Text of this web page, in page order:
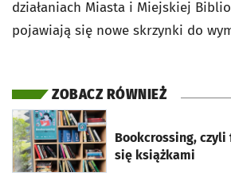
działaniach Miasta i Miejskiej
pojawiają się nowe skrzynki do
ZOBACZ RÓWNIEŻ
Bookcrossing,
się książkami
otworzy się w nowej karcie